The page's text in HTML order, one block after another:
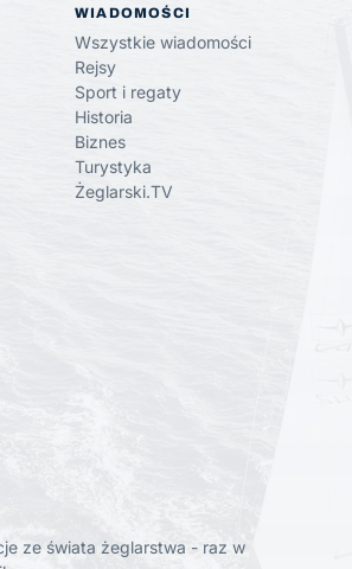
WIADOMOŚCI
Wszystkie wiadomości
Rejsy
Sport i regaty
Historia
Biznes
Turystyka
Żeglarski.TV
ze świata żeglarstwa - raz w